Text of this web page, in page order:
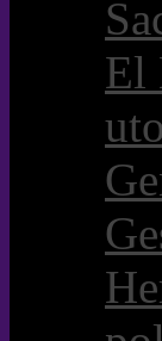
El